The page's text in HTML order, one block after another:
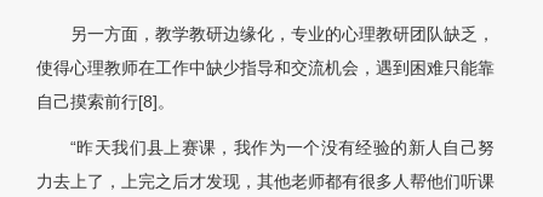
另一方面，教学教研边缘化，专业的心理教研团队缺乏，
使得心理教师在工作中缺少指导和交流机会，遇到困难只能靠
自己摸索前行[8]。
“昨天我们县上赛课，我作为一个没有经验的新人自己努
力去上了，上完之后才发现，其他老师都有很多人帮他们听课